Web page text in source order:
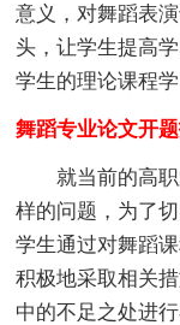
意义，对舞蹈表
头，让学生提高
学生的理论课程
舞蹈专业论文开
就当前的高职
样的问题，为了
学生通过对舞蹈
积极地采取相关
中的不足之处进